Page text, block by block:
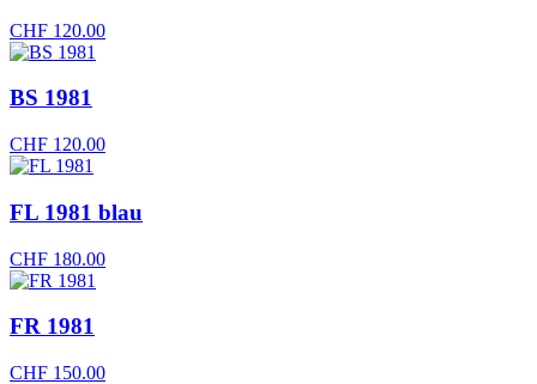
CHF 120.00
BS 1981
CHF 120.00
FL 1981 blau
CHF 180.00
FR 1981
CHF 150.00